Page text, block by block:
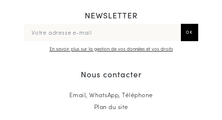
NEWSLETTER
En savoir plus sur la gestion de vos données et vos droits
Nous contacter
Email, WhatsApp, Téléphone
Plan du site